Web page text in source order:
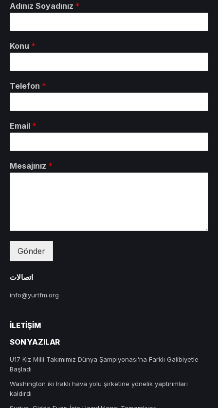
Adınız Soyadınız *
Konu *
Telefon *
Email *
Mesajınız *
Gönder
اتصالات
info@yurtfm.org
İLETIŞIM
SON YAZILAR
U17 Kız Milli Takımımız Dünya Şampiyonası’na Farklı Galibiyetle
Başladı
Washington iki Iraklı hava yolu şirketine yönelik yaptırımları
kaldırdı